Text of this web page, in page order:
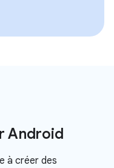
Android
à créer des